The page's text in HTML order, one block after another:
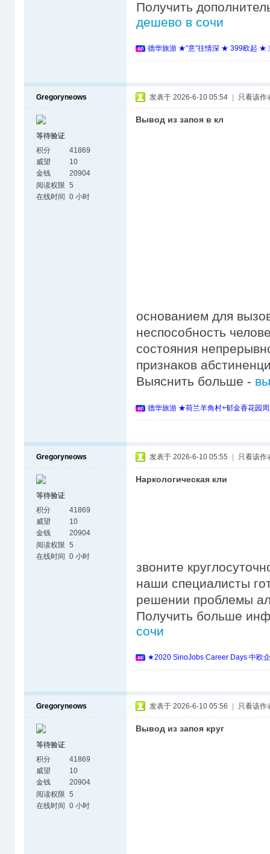
Получить
дешево в сочи
德华旅游 ★“意”往情深 ★ 399欧起 ★
Gregoryneows
等待验证
积分
41869
威望
10
金钱
20904
阅读权限 5
在线时间 0 小时
发表于 2026-6-10 05:54 只看该作
Вывод из запоя в кл
основанием для
неспособность
состояния
признаков
Выяснить больше -
德华旅游 ★荷兰羊角村+郁金香花园
Gregoryneows
等待验证
积分
41869
威望
10
金钱
20904
阅读权限 5
在线时间 0 小时
发表于 2026-6-10 05:55 只看该作
Наркологическая кли
звоните
наши специалисты
решении проблемы
Получить больше
сочи
★2020 SinoJobs Career Days 中欧
Gregoryneows
等待验证
积分
41869
威望
10
金钱
20904
阅读权限 5
在线时间 0 小时
发表于 2026-6-10 05:56 只看该作
Вывод из запоя круг